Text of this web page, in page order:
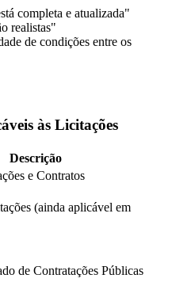
completa e atualizada"
realistas"
de condições entre os
às Licitações
Descrição
e Contratos
(ainda aplicável em
de Contratações Públicas